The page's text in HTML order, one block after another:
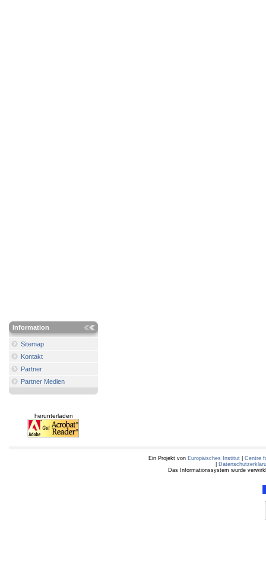
Information
Sitemap
Kontakt
Partner
Partner Medien
herunterladen
Ein Projekt von Europäisches Institut
Centre
Das Informationssystem wurde